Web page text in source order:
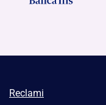
Reclami